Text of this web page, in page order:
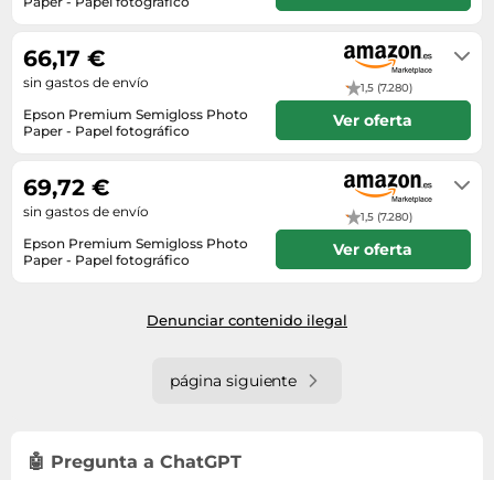
Epson Premium Semigloss Photo
Paper - Papel fotográfico
1,5 (7.280)
66,17 €
sin gastos de envío
Ver oferta
Epson Premium Semigloss Photo
Paper - Papel fotográfico
1,5 (7.280)
69,72 €
sin gastos de envío
Ver oferta
página siguiente
Denunciar contenido ilegal
🤖 Pregunta a ChatGPT